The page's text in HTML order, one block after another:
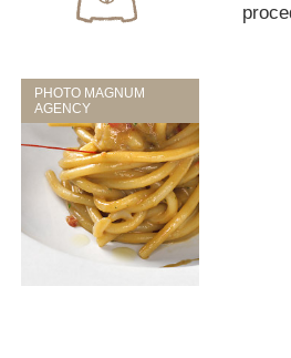
PHOTO MAGNUM
AGENCY